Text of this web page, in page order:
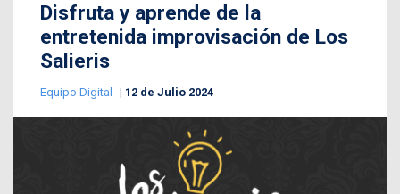
Disfruta y aprende de la
entretenida improvisación de Los
Salieris
Equipo Digital 12 de Julio 2024